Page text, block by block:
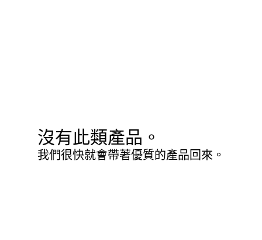
沒有此類產品。
我們很快就會帶著優質的產品回來。